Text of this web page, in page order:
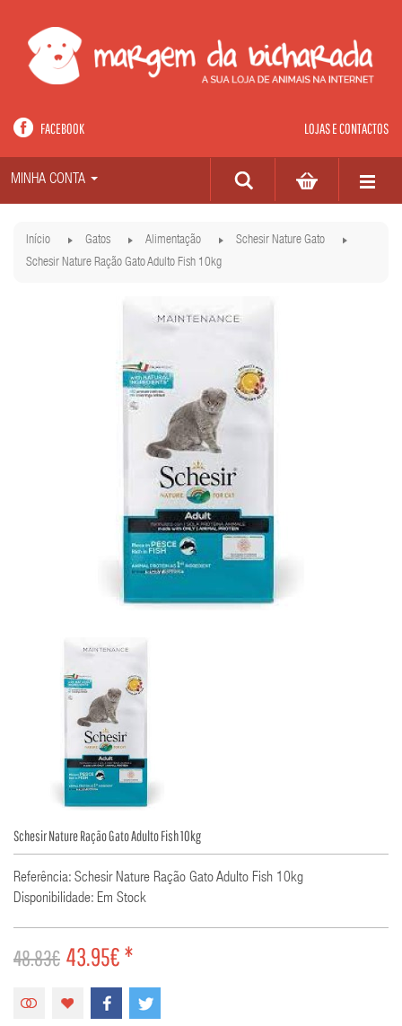
LOJAS E CONTACTOS
FACEBOOK
MINHA CONTA
Início Gatos Alimentação
Schesir Nature Gato
Schesir Nature Ração Gato Adulto Fish 10kg
Schesir Nature Ração Gato Adulto Fish 10kg
Referência: Schesir Nature Ração Gato Adulto Fish 10kg
Disponibilidade: Em Stock
48.83€ 43.95€ *